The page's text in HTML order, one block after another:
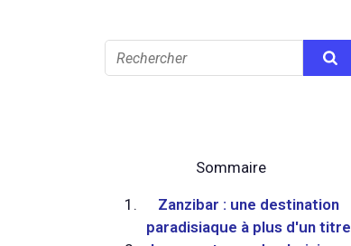
Sommaire
Zanzibar : une destination
paradisiaque à plus d'un titre